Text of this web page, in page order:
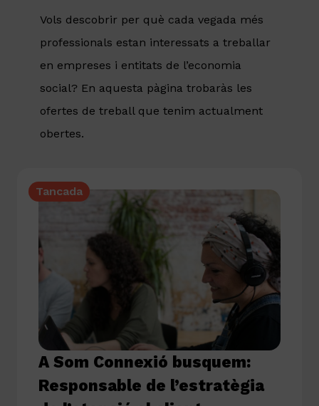
Vols descobrir per què cada vegada més
professionals estan interessats a treballar
en empreses i entitats de l’economia
social? En aquesta pàgina trobaràs les
ofertes de treball que tenim actualment
obertes.
Tancada
A Som Connexió busquem:
Responsable de l’estratègia